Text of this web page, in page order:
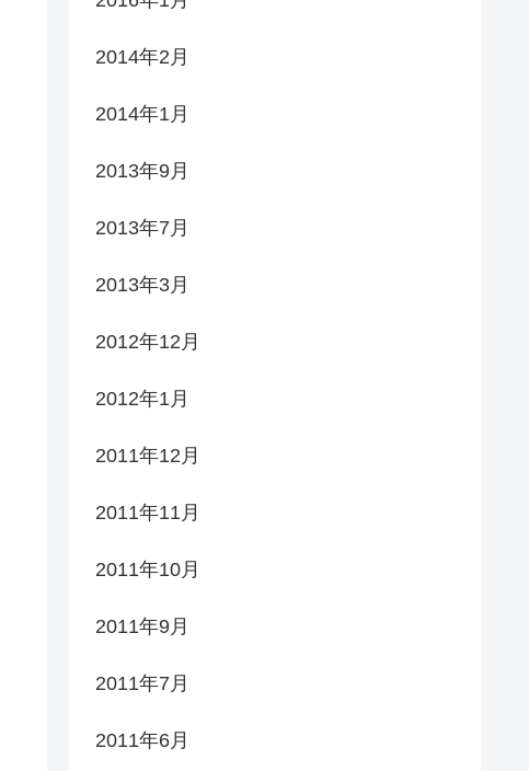
2014年2月
2014年1月
2013年9月
2013年7月
2013年3月
2012年12月
2012年1月
2011年12月
2011年11月
2011年10月
2011年9月
2011年7月
2011年6月